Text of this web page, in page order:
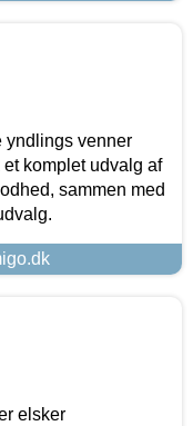
yndlings venner
komplet udvalg af
sammen med
elsker